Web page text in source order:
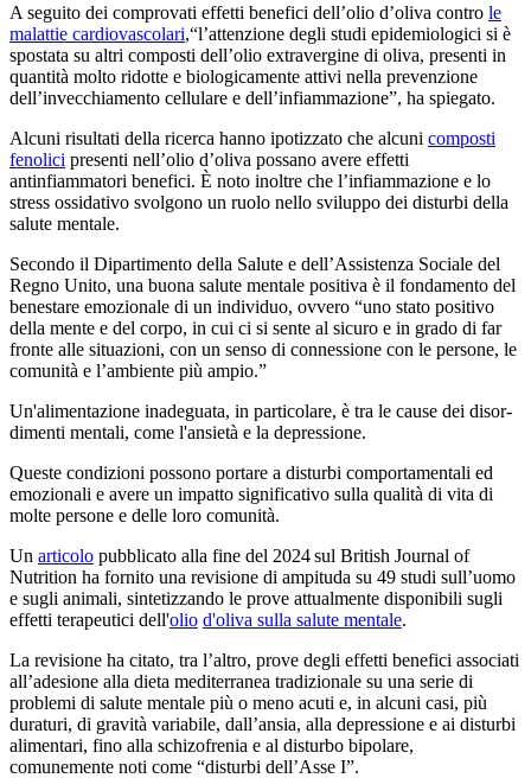
A seguito dei comprovati effetti benefici dell’olio d’oliva contro le
malattie cardiovascolari,“l’attenzione degli studi epidemiologici si è
spostata su altri composti dell’olio extravergine di oliva, presenti in
quantità molto ridotte e biologicamente attivi nella prevenzione
dell’invecchiamento cellulare e dell’infiammazione”, ha spiegato.
Alcuni risultati della ricerca hanno ipotizzato che alcuni composti
fenolici presenti nell’olio d’oliva possano avere effetti
antinfiammatori benefici. È noto inoltre che l’infiammazione e lo
stress ossidativo svolgono un ruolo nello sviluppo dei disturbi della
salute mentale.
Secondo il Dipartimento della Salute e dell’Assistenza Sociale del
Regno Unito, una buona salute mentale positiva è il fonda­mento del
ben­e­stare emo­ziona­le di un individuo, ovvero “uno stato positivo
della mente e del corpo, in cui ci si sente al sicuro e in grado di far
fronte alle situazioni, con un senso di connessione con le persone, le
comunità e l’ambiente più ampio.”
Un'alimentazione inadeguata, in par­ti­colare, è tra le cause dei dis­or­
di­menti men­tali, come l'an­si­età e la de­pres­sione.
Queste condizioni possono portare a disturbi comportamentali ed
emo­zionali e avere un impa­tto si­gni­fi­ca­tivo sulla qual­ità di vita di
molte persone e delle loro com­uni­tà.
Un articolo pub­blicato alla fine del 2024 sul British Journal of
Nutrition ha for­nito una revi­sione di am­pi­tu­da su 49 studi sull’uomo
e sugli animali, sintetizzando le prove attualmente disponibili sugli
effetti terapeutici dell'olio d'oliva sulla salute mentale.
La revisione ha citato, tra l’altro, prove degli effetti benefici associati
all’adesione alla dieta mediterranea tradizionale su una serie di
problemi di salute mentale più o meno acuti e, in alcuni casi, più
duraturi, di gravità variabile, dall’ansia, alla depressione e ai disturbi
alimentari, fino alla schizofrenia e al disturbo bipolare,
comunemente noti come “disturbi dell’Asse I”.